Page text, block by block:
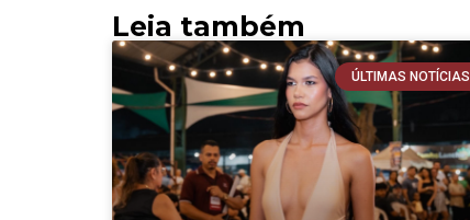
Leia também
ÚLTIMAS NOTÍCIAS